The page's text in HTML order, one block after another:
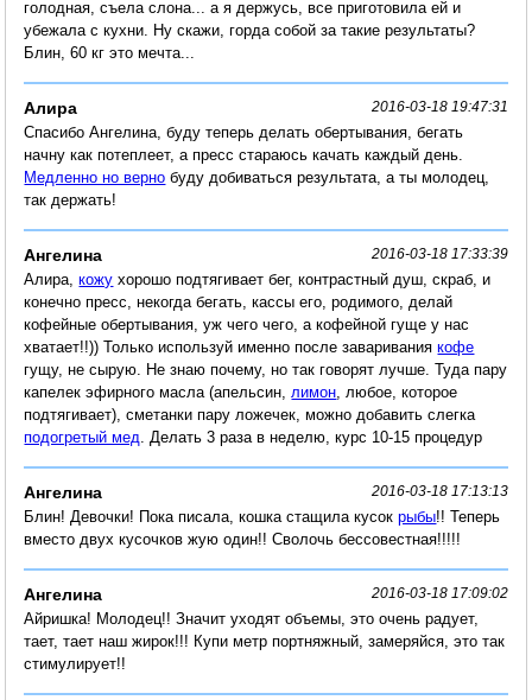
голодная, съела слона... а я держусь, все приготовила ей и
убежала с кухни. Ну скажи, горда собой за такие результаты?
Блин, 60 кг это мечта...
Алира 2016-03-18 19:47:31
Спасибо Ангелина, буду теперь делать обертывания, бегать
начну как потеплеет, а пресс стараюсь качать каждый день.
Медленно но верно буду добиваться результата, а ты молодец,
так держать!
Ангелина 2016-03-18 17:33:39
Алира,кожу хорошо подтягивает бег, контрастный душ, скраб, и
конечно пресс, некогда бегать, кассы его, родимого, делай
кофейные обертывания, уж чего чего, а кофейной гуще у нас
хватает!!)) Только используй именно после завариваниякофе
гущу, не сырую. Не знаю почему, но так говорят лучше. Туда пару
капелек эфирного масла (апельсин, лимон , любое, которое
подтягивает), сметанки пару ложечек, можно добавить слегка
подогретый мед . Делать 3 раза в неделю, курс 10-15 процедур
Ангелина 2016-03-18 17:13:13
Блин! Девочки! Пока писала, кошка стащила кусокрыбы!! Теперь
вместо двух кусочков жую один!! Сволочь бессовестная!!!!!
Ангелина 2016-03-18 17:09:02
Айришка! Молодец!! Значит уходят объемы, это очень радует,
тает, тает наш жирок!!! Купи метр портняжный, замеряйся, это так
стимулирует!!